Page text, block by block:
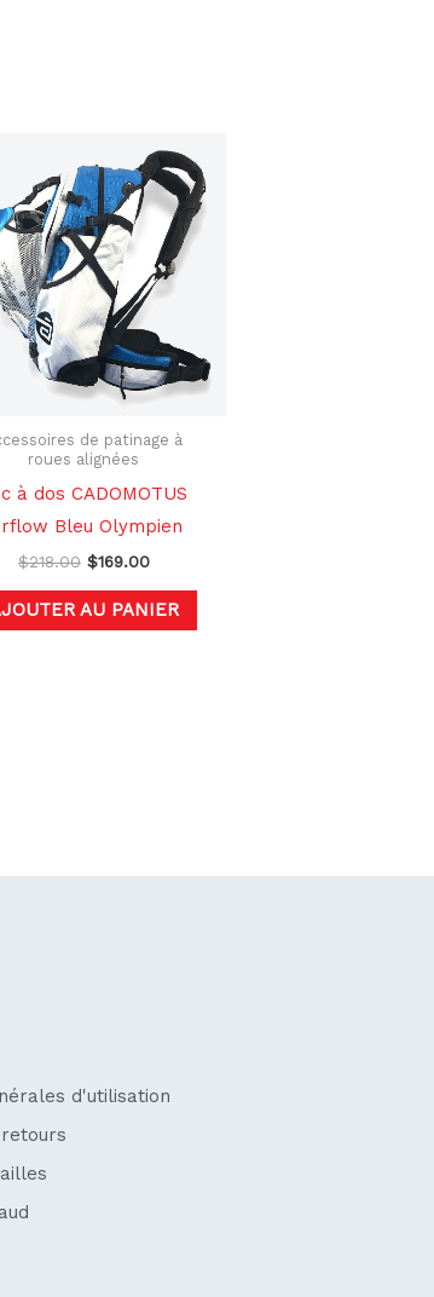
de patinage à
roues alignées
à dos CADOMOTUS
Bleu Olympien
$218.00
prix
initial
était :
$218.00.
$169.00
prix
actuel
est :
$169.00.
AU PANIER
d'utilisation